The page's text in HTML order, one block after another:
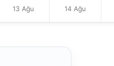
13 Ağu 14 Ağu